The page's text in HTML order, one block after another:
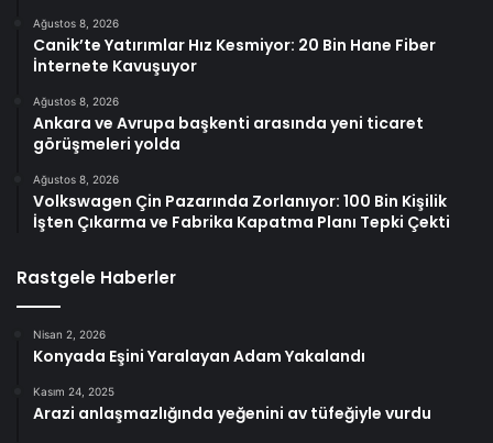
Ağustos 8, 2026
Canik’te Yatırımlar Hız Kesmiyor: 20 Bin Hane Fiber
İnternete Kavuşuyor
Ağustos 8, 2026
Ankara ve Avrupa başkenti arasında yeni ticaret
görüşmeleri yolda
Ağustos 8, 2026
Volkswagen Çin Pazarında Zorlanıyor: 100 Bin Kişilik
İşten Çıkarma ve Fabrika Kapatma Planı Tepki Çekti
Rastgele Haberler
Nisan 2, 2026
Konyada Eşini Yaralayan Adam Yakalandı
Kasım 24, 2025
Arazi anlaşmazlığında yeğenini av tüfeğiyle vurdu